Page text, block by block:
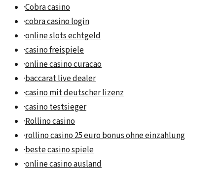
·Cobra casino
·cobra casino login
·online slots echtgeld
·casino freispiele
·online casino curacao
·baccarat live dealer
·casino mit deutscher lizenz
·casino testsieger
·Rollino casino
·rollino casino 25 euro bonus ohne einzahlung
·beste casino spiele
·online casino ausland